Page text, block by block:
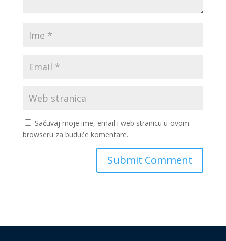
Sačuvaj moje ime, email i web stranicu u ovom
browseru za buduće komentare.